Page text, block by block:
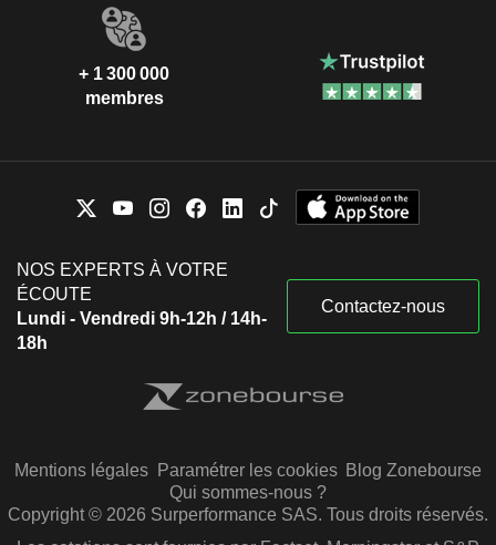
+ 1 300 000
membres
NOS EXPERTS À VOTRE
ÉCOUTE
Lundi - Vendredi 9h-12h / 14h-
18h
Contactez-nous
Mentions légales Paramétrer les cookies Blog Zonebourse
Qui sommes-nous ?
Copyright © 2026 Surperformance SAS. Tous droits réservés.